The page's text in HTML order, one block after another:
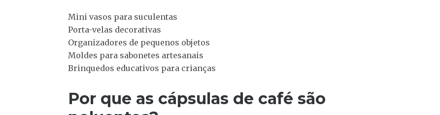
Mini vasos para suculentas
Porta-velas decorativas
Organizadores de pequenos objetos
Moldes para sabonetes artesanais
Brinquedos educativos para crianças
Por que as cápsulas de café são